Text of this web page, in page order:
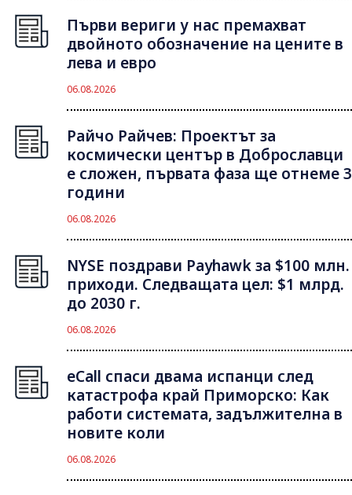
Първи вериги у нас премахват
двойното обозначение на цените в
лева и евро
06.08.2026
Райчо Райчев: Проектът за
космически център в Доброславци
е сложен, първата фаза ще отнеме 3
години
06.08.2026
NYSE поздрави Payhawk за $100 млн.
приходи. Следващата цел: $1 млрд.
до 2030 г.
06.08.2026
eCall спаси двама испанци след
катастрофа край Приморско: Как
работи системата, задължителна в
новите коли
06.08.2026